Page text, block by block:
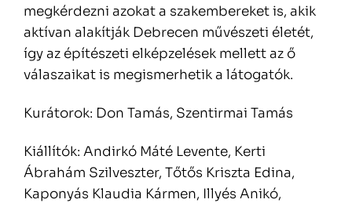
megkérdezni azokat a szakembereket is, akik
aktívan alakítják Debrecen művészeti életét,
így az építészeti elképzelések mellett az ő
válaszaikat is megismerhetik a látogatók.
Kurátorok: Don Tamás, Szentirmai Tamás
Kiállítók: Andirkó Máté Levente, Kerti
Ábrahám Szilveszter, Tőtős Kriszta Edina,
Kaponyás Klaudia Kármen, Illyés Anikó,